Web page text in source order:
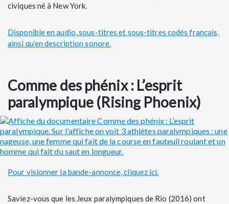
civiques né à New York.
Disponible en audio, sous-titres et sous-titres codés français,
ainsi qu’en description sonore.
Comme des phénix : L’esprit
paralympique (Rising Phoenix)
Pour visionner la bande-annonce, cliquez ici.
Saviez-vous que les Jeux paralympiques de Rio (2016) ont